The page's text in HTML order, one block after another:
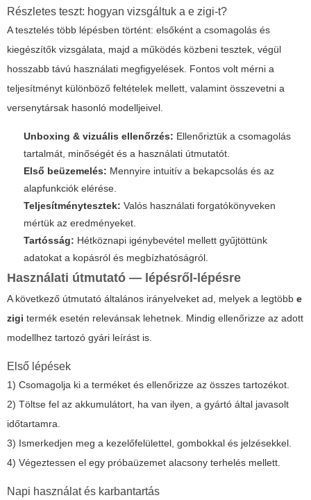
Részletes teszt: hogyan vizsgáltuk a e zigi-t?
A tesztelés több lépésben történt: elsőként a csomagolás és
kiegészítők vizsgálata, majd a működés közbeni tesztek, végül
hosszabb távú használati megfigyelések. Fontos volt mérni a
teljesítményt különböző feltételek mellett, valamint összevetni a
versenytársak hasonló modelljeivel.
Unboxing & vizuális ellenőrzés: Ellenőriztük a csomagolás
tartalmát, minőségét és a használati útmutatót.
Első beüzemelés: Mennyire intuitív a bekapcsolás és az
alapfunkciók elérése.
Teljesítménytesztek: Valós használati forgatókönyveken
mértük az eredményeket.
Tartósság: Hétköznapi igénybevétel mellett gyűjtöttünk
adatokat a kopásról és megbízhatóságról.
Használati útmutató — lépésről-lépésre
A következő útmutató általános irányelveket ad, melyek a legtöbb e
zigi termék esetén relevánsak lehetnek. Mindig ellenőrizze az adott
modellhez tartozó gyári leírást is.
Első lépések
1) Csomagolja ki a terméket és ellenőrizze az összes tartozékot.
2) Töltse fel az akkumulátort, ha van ilyen, a gyártó által javasolt
időtartamra.
3) Ismerkedjen meg a kezelőfelülettel, gombokkal és jelzésekkel.
4) Végeztessen el egy próbaüzemet alacsony terhelés mellett.
Napi használat és karbantartás